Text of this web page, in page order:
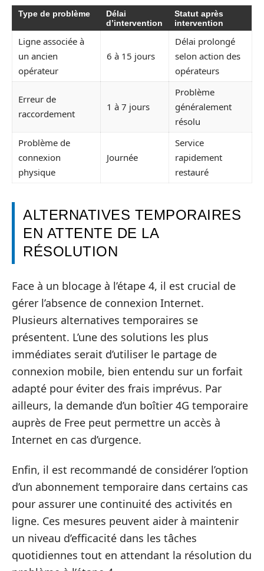
Type de problème
Délai
d’intervention
Statut après
intervention
Ligne associée à
un ancien
opérateur
6 à 15 jours
Délai prolongé
selon action des
opérateurs
Erreur de
raccordement
1 à 7 jours
Problème
généralement
résolu
Problème de
connexion
physique
Journée
Service
rapidement
restauré
ALTERNATIVES TEMPORAIRES
EN ATTENTE DE LA
RÉSOLUTION
Face à un blocage à l’étape 4, il est crucial de
gérer l’absence de connexion Internet.
Plusieurs alternatives temporaires se
présentent. L’une des solutions les plus
immédiates serait d’utiliser le partage de
connexion mobile, bien entendu sur un forfait
adapté pour éviter des frais imprévus. Par
ailleurs, la demande d’un boîtier 4G temporaire
auprès de Free peut permettre un accès à
Internet en cas d’urgence.
Enfin, il est recommandé de considérer l’option
d’un abonnement temporaire dans certains cas
pour assurer une continuité des activités en
ligne. Ces mesures peuvent aider à maintenir
un niveau d’efficacité dans les tâches
quotidiennes tout en attendant la résolution du